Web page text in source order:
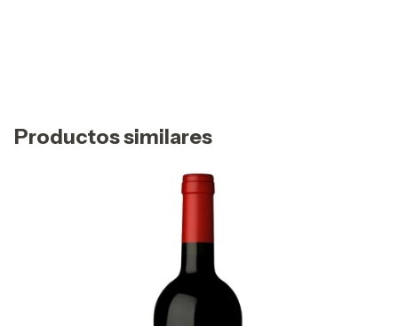
Productos similares